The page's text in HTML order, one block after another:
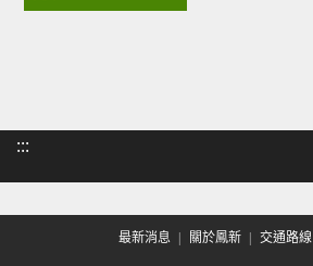
:::
最新消息 關於鳳新 交通路線